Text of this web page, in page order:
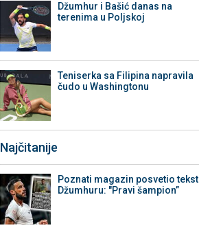
Džumhur i Bašić danas na
terenima u Poljskoj
Teniserka sa Filipina napravila
čudo u Washingtonu
Najčitanije
Poznati magazin posvetio tekst
Džumhuru: "Pravi šampion”